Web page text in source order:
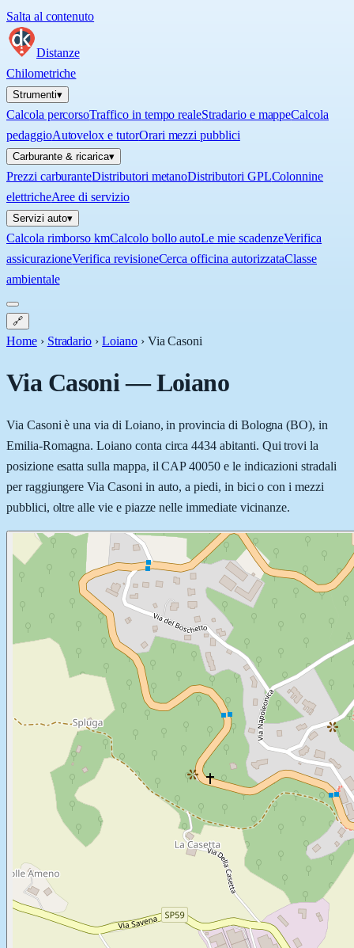
Salta al contenuto
Distanze
Chilometriche
Strumenti▾
Calcola percorsoTraffico in tempo realeStradario e mappeCalcola
pedaggioAutovelox e tutorOrari mezzi pubblici
Carburante & ricarica▾
Prezzi carburanteDistributori metanoDistributori GPLColonnine
elettricheAree di servizio
Servizi auto▾
Calcola rimborso kmCalcolo bollo autoLe mie scadenzeVerifica
assicurazioneVerifica revisioneCerca officina autorizzataClasse
ambientale
🔗
Home › Stradario › Loiano › Via Casoni
Via Casoni—Loiano
Via Casoni è una via di Loiano, in provincia di Bologna (BO), in
Emilia-Romagna. Loiano conta circa 4434 abitanti. Qui trovi la
posizione esatta sulla mappa, il CAP 40050 e le indicazioni stradali
per raggiungere Via Casoni in auto, a piedi, in bici o con i mezzi
pubblici, oltre alle vie e piazze nelle immediate vicinanze.